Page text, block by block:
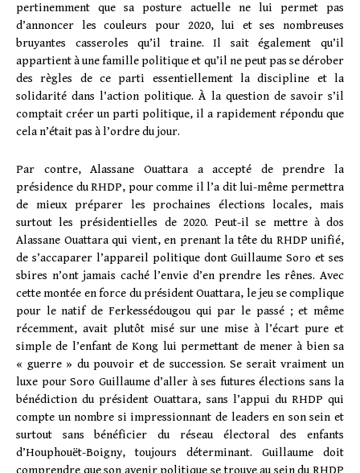
pertinemment que sa posture actuelle ne lui permet pas
d’annoncer les couleurs pour 2020, lui et ses nombreuses
bruyantes casseroles qu’il traine. Il sait également qu’il
appartient à une famille politique et qu’il ne peut pas se dérober
des règles de ce parti essentiellement la discipline et la
solidarité dans l’action politique. À la question de savoir s’il
comptait créer un parti politique, il a rapidement répondu que
cela n’était pas à l’ordre du jour.
Par contre, Alassane Ouattara a accepté de prendre la
présidence du RHDP, pour comme il l’a dit lui-même permettra
de mieux préparer les prochaines élections locales, mais
surtout les présidentielles de 2020. Peut-il se mettre à dos
Alassane Ouattara qui vient, en prenant la tête du RHDP unifié,
de s’accaparer l’appareil politique dont Guillaume Soro et ses
sbires n’ont jamais caché l’envie d’en prendre les rênes. Avec
cette montée en force du président Ouattara, le jeu se complique
pour le natif de Ferkessédougou qui par le passé ; et même
récemment, avait plutôt misé sur une mise à l’écart pure et
simple de l’enfant de Kong lui permettant de mener à bien sa
« guerre » du pouvoir et de succession. Se serait vraiment un
luxe pour Soro Guillaume d’aller à ses futures élections sans la
bénédiction du président Ouattara, sans l’appui du RHDP qui
compte un nombre si impressionnant de leaders en son sein et
surtout sans bénéficier du réseau électoral des enfants
d’Houphouët-Boigny, toujours déterminant. Guillaume doit
comprendre que son avenir politique se trouve au sein du RHDP